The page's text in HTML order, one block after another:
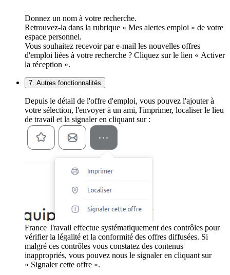
Donnez un nom à votre recherche.
Retrouvez-la dans la rubrique « Mes alertes emploi » de votre
espace personnel.
Vous souhaitez recevoir par e-mail les nouvelles offres
d'emploi liées à votre recherche ? Cliquez sur le lien « Activer
la réception ».
7. Autres fonctionnalités
Depuis le détail de l'offre d'emploi, vous pouvez l'ajouter à
votre sélection, l'envoyer à un ami, l'imprimer, localiser le lieu
de travail et la signaler en cliquant sur :
France Travail effectue systématiquement des contrôles pour
vérifier la légalité et la conformité des offres diffusées. Si
malgré ces contrôles vous constatez des contenus
inappropriés, vous pouvez nous le signaler en cliquant sur
« Signaler cette offre ».